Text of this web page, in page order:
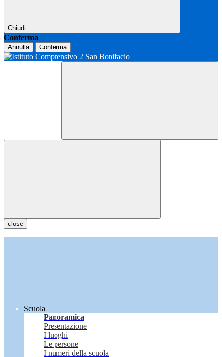
Chiudi
Conferma
Annulla Conferma
close
Scuola
Panoramica
Presentazione
I luoghi
Le persone
I numeri della scuola